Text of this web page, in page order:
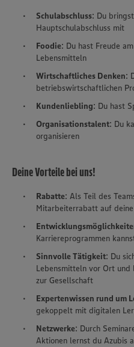
Schulabschluss: Du
Hauptschulabschluss mit
Foodie: Du hast Freude
Lebensmitteln
Wirtschaftliches Denken:
betriebswirtschaftlichen
Kundenliebling: Du hast
Organisationstalent: Du
organisieren
Deine Vorteile bei uns!
Rabatte: Als Teil des
Mitarbeiterrabatt auf
Karriereprogrammen
Sinnvolle Tätigkeit: Du
Lebensmitteln vor Ort
zur Gesellschaft
Expertenwissen rund um
gekoppelt mit digitalen
Netzwerke: Durch
Aktionen lernst du Azubis